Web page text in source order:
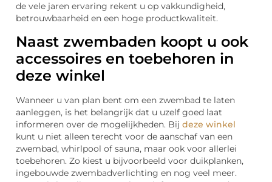
de vele jaren ervaring rekent u op vakkundigheid,
betrouwbaarheid en een hoge productkwaliteit.
Naast zwembaden koopt u ook
accessoires en toebehoren in
deze winkel
Wanneer u van plan bent om een zwembad te laten
aanleggen, is het belangrijk dat u uzelf goed laat
informeren over de mogelijkheden. Bij deze winkel
kunt u niet alleen terecht voor de aanschaf van een
zwembad, whirlpool of sauna, maar ook voor allerlei
toebehoren. Zo kiest u bijvoorbeeld voor duikplanken,
ingebouwde zwembadverlichting en nog veel meer.